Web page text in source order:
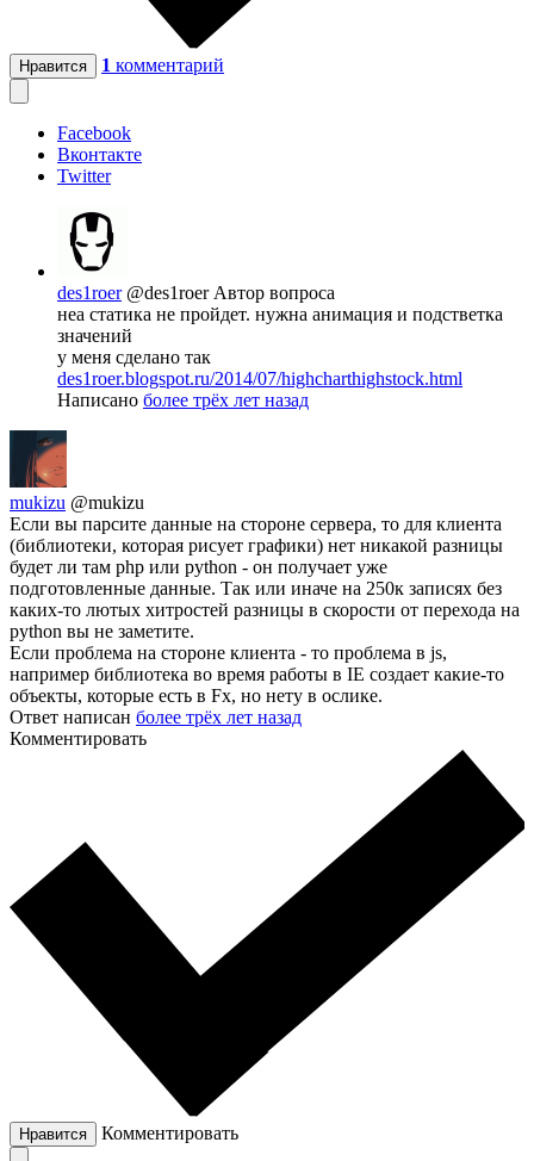
Нравится 1 комментарий
Facebook
Вконтакте
Twitter
des1roer @des1roer Автор вопроса
неа статика не пройдет. нужна анимация и подстветка
значений
у меня сделано так
des1roer.blogspot.ru/2014/07/highcharthighstock.html
Написано более трёх лет назад
mukizu @mukizu
Если вы парсите данные на стороне сервера, то для клиента
(библиотеки, которая рисует графики) нет никакой разницы
будет ли там php или python - он получает уже
подготовленные данные. Так или иначе на 250к записях без
каких-то лютых хитростей разницы в скорости от перехода на
python вы не заметите.
Если проблема на стороне клиента - то проблема в js,
например библиотека во время работы в IE создает какие-то
объекты, которые есть в Fx, но нету в ослике.
Ответ написан более трёх лет назад
Комментировать
Нравится Комментировать